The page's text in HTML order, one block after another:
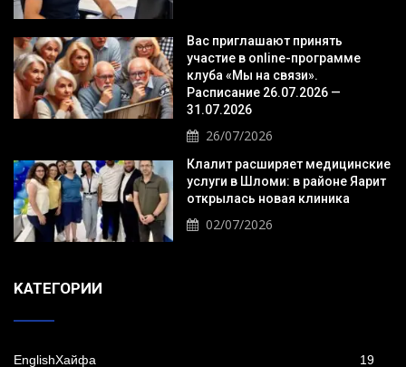
Вас приглашают принять
участие в online-программе
клуба «Мы на связи».
Расписание 26.07.2026 —
31.07.2026
26/07/2026
Клалит расширяет медицинские
услуги в Шломи: в районе Яарит
открылась новая клиника
02/07/2026
KАТЕГОРИИ
EnglishХайфа 19